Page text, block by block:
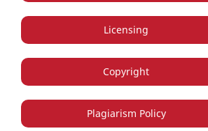
Licensing
Copyright
Plagiarism Policy